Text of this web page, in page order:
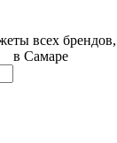
всех брендов,
в Самаре